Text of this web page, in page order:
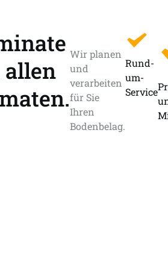
Wir planen
und
verarbeiten
für Sie
Ihren
Bodenbelag.
Rund-
um-
Service